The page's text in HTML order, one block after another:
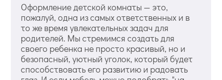
Оформление детской комнаты — это,
пожалуй, одна из самых ответственных и в
то же время увлекательных задач для
родителей. Мы стремимся создать для
своего ребенка не просто красивый, но и
безопасный, уютный уголок, который будет
способствовать его развитию и радовать